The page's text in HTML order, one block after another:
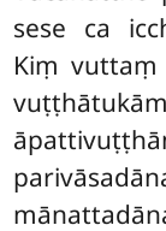
sese ca
Kiṃ